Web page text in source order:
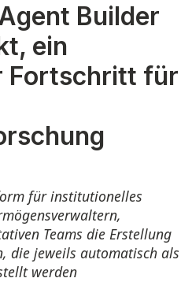
Builder
ein
Fortschritt für
für institutionelles
Teams die Erstellung
die jeweils automatisch als
werden